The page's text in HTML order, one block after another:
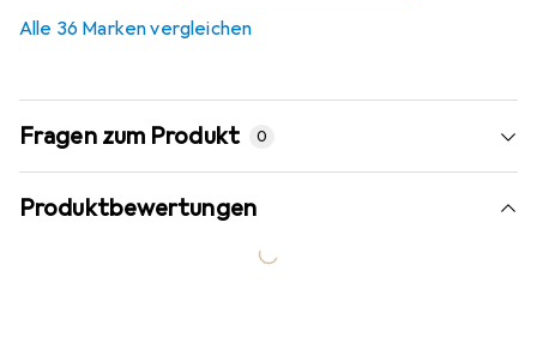
Alle 36 Marken vergleichen
Fragen zum Produkt 0
Produktbewertungen